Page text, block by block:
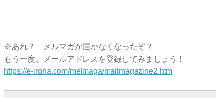
※あれ？ メルマガが届かなくなったぞ？
もう一度、メールアドレスを登録してみましょう！
https://e-iroha.com/melmaga/mailmagazine2.htm